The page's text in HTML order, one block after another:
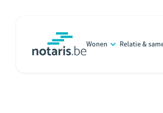
Wonen Relatie &